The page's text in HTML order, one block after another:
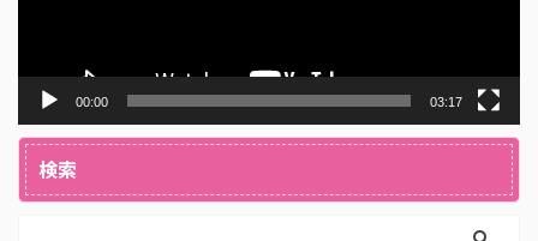
00:00 03:17
検索